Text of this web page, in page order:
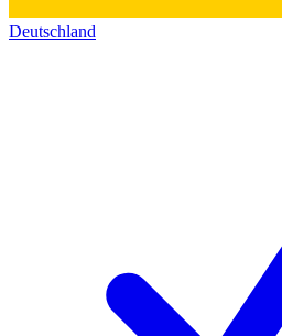
Deutschland